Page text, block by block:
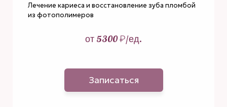
Лечение кариеса и восстановление зуба пломбой
из фотополимеров
от 5300 ₽/ед.
Записаться